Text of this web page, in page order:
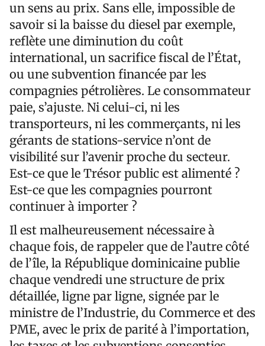
un sens au prix. Sans elle, impossible de
savoir si la baisse du diesel par exemple,
reflète une diminution du coût
international, un sacrifice fiscal de l’État,
ou une subvention financée par les
compagnies pétrolières. Le consommateur
paie, s’ajuste. Ni celui-ci, ni les
transporteurs, ni les commerçants, ni les
gérants de stations-service n’ont de
visibilité sur l’avenir proche du secteur.
Est-ce que le Trésor public est alimenté ?
Est-ce que les compagnies pourront
continuer à importer ?
Il est malheureusement nécessaire à
chaque fois, de rappeler que de l’autre côté
de l’île, la République dominicaine publie
chaque vendredi une structure de prix
détaillée, ligne par ligne, signée par le
ministre de l’Industrie, du Commerce et des
PME, avec le prix de parité à l’importation,